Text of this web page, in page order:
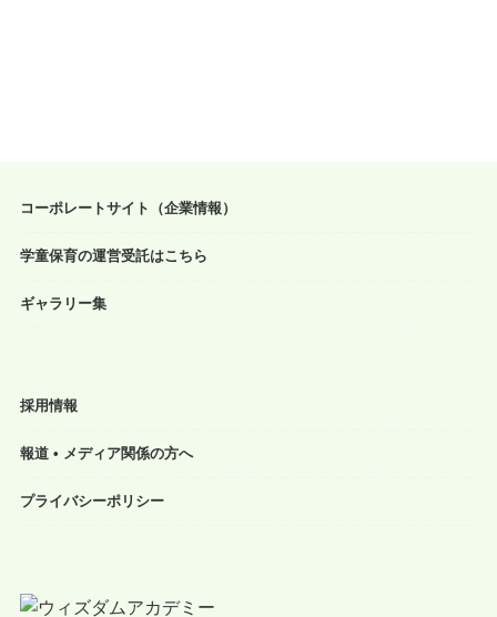
コーポレートサイト（企業情報）
学童保育の運営受託はこちら
ギャラリー集
採用情報
報道 • メディア関係の方へ
プライバシーポリシー